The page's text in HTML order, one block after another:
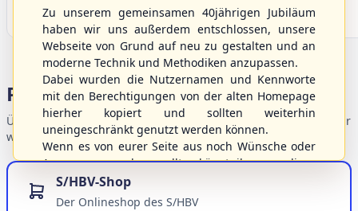
Portalbereiche
Übersicht der Verbandsbereiche – wählen Sie einen Einstieg für
weiterführende Informationen.
S/HBV-Shop
Der Onlineshop des S/HBV
Zu unserem gemeinsamen 40jährigen Jubiläum
haben wir uns außerdem entschlossen, unsere
Webseite von Grund auf neu zu gestalten und an
moderne Technik und Methodiken anzupassen.
Dabei wurden die Nutzernamen und Kennworte
mit den Berechtigungen von der alten Homepage
hierher kopiert und sollten weiterhin
uneingeschränkt genutzt werden können.
Wenn es von eurer Seite aus noch Wünsche oder
Anregungen geben sollte, könnt ihr uns diese
gerne an die Verbandsadresse
schicken.